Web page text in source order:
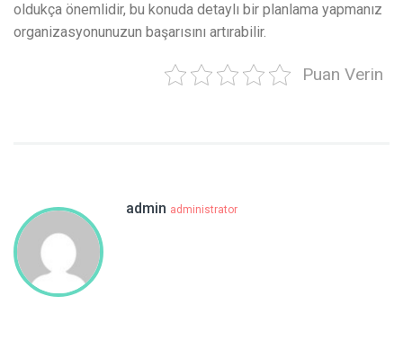
oldukça önemlidir, bu konuda detaylı bir planlama yapmanız
organizasyonunuzun başarısını artırabilir.
Puan Verin
admin administrator